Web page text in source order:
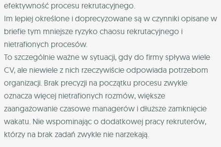
efektywność procesu rekrutacyjnego.
Im lepiej określone i doprecyzowane są w czynniki opisane w
briefie tym mniejsze ryzyko chaosu rekrutacyjnego i
nietrafionych procesów.
To szczególnie ważne w sytuacji, gdy do firmy spływa wiele
CV, ale niewiele z nich rzeczywiście odpowiada potrzebom
organizacji. Brak precyzji na początku procesu zwykle
oznacza więcej nietrafionych rozmów, większe
zaangażowanie czasowe managerów i dłuższe zamknięcie
wakatu. Nie wspominając o dodatkowej pracy rekruterów,
którzy na brak zadań zwykle nie narzekają.